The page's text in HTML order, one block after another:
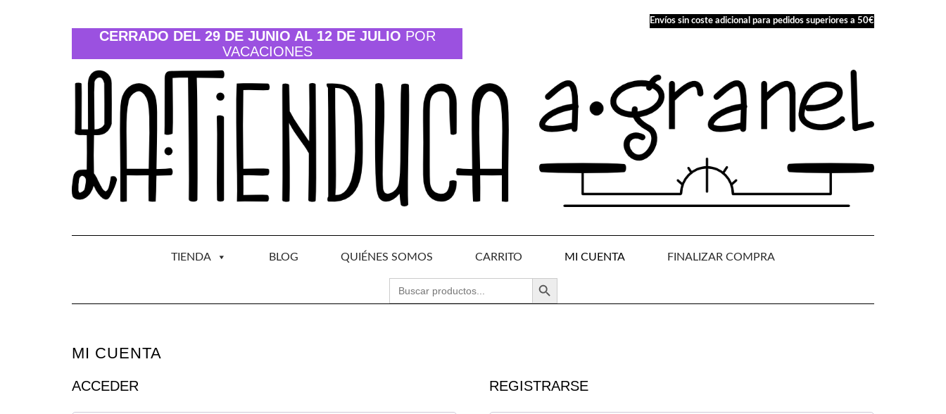
CERRADO DEL 29 DE JUNIO AL 12 DE JULIO POR
VACACIONES
Envíos sin coste adicional para pedidos superiores a 50€
TIENDA BLOG QUIÉNES SOMOS CARRITO MI CUENTA FINALIZAR COMPRA
BUSCAR:
BOTÓN DE BÚSQUEDA
MI CUENTA
ACCEDER REGISTRARSE